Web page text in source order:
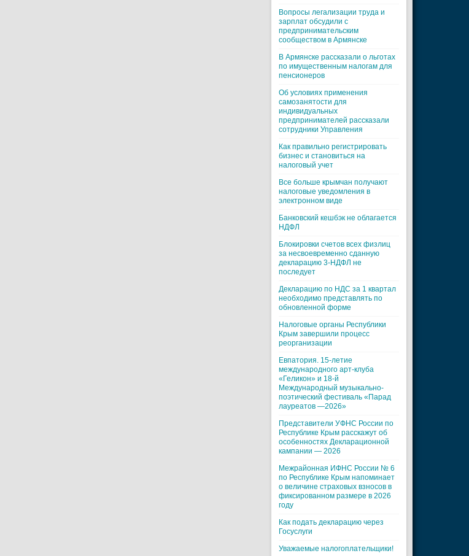
Вопросы легализации труда и
зарплат обсудили с
предпринимательским
сообществом в Армянске
В Армянске рассказали о льготах
по имущественным налогам для
пенсионеров
Об условиях применения
самозанятости для
индивидуальных
предпринимателей рассказали
сотрудники Управления
Как правильно регистрировать
бизнес и становиться на
налоговый учет
Все больше крымчан получают
налоговые уведомления в
электронном виде
Банковский кешбэк не облагается
НДФЛ
Блокировки счетов всех физлиц
за несвоевременно сданную
декларацию 3-НДФЛ не
последует
Декларацию по НДС за 1 квартал
необходимо представлять по
обновленной форме
Налоговые органы Республики
Крым завершили процесс
реорганизации
Евпатория. 15-летие
международного арт-клуба
«Геликон» и 18-й
Международный музыкально-
поэтический фестиваль «Парад
лауреатов —2026»
Представители УФНС России по
Республике Крым расскажут об
особенностях Декларационной
кампании — 2026
Межрайонная ИФНС России № 6
по Республике Крым напоминает
о величине страховых взносов в
фиксированном размере в 2026
году
Как подать декларацию через
Госуслуги
Уважаемые налогоплательщики!